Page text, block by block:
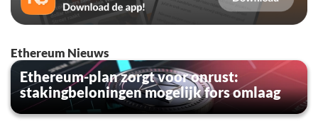
Ethereum Nieuws
Ethereum-plan zorgt voor onrust:
stakingbeloningen mogelijk fors omlaag